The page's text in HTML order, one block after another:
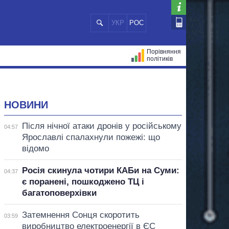
УКР РОС
Порівняння
політиків
НОВИНИ
04:57
Після нічної атаки дронів у російському
Ярославлі спалахнули пожежі: що
відомо
04:37
Росія скинула чотири КАБи на Суми:
є поранені, пошкоджено ТЦ і
багатоповерхівки
03:59
Затемнення Сонця скоротить
виробництво електроенергії в ЄС